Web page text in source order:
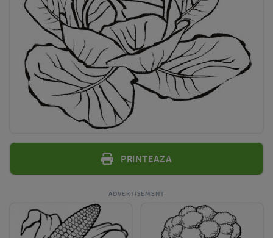
Printeaza